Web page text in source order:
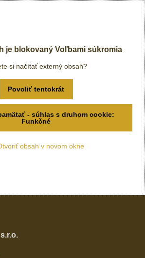
je blokovaný Voľbami súkromia
si načítať externý obsah?
Povoliť tentokrát
- súhlas s druhom cookie:
Funkčné
obsah v novom okne